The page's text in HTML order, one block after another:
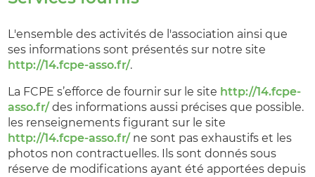
L'ensemble des activités de l'association ainsi que
ses informations sont présentés sur notre site
http://14.fcpe-asso.fr/.
La FCPE s’efforce de fournir sur le site http://14.fcpe-
asso.fr/ des informations aussi précises que possible.
les renseignements figurant sur le site
http://14.fcpe-asso.fr/ ne sont pas exhaustifs et les
photos non contractuelles. Ils sont donnés sous
réserve de modifications ayant été apportées depuis